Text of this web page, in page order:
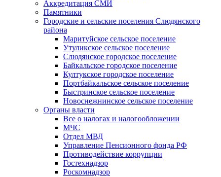
Аккредитация СМИ
Памятники
Городские и сельские поселения Слюдянского
района
Маритуйское сельское поселение
Утуликское сельское поселение
Слюдянское городское поселение
Байкальское городское поселение
Култукское городское поселение
Портбайкальское сельское поселение
Быстринское сельское поселение
Новоснежнинское сельское поселение
Органы власти
Все о налогах и налогообложении
МЧС
Отдел МВД
Управление Пенсионного фонда РФ
Противодействие коррупции
Гостехнадзор
Роскомнадзор